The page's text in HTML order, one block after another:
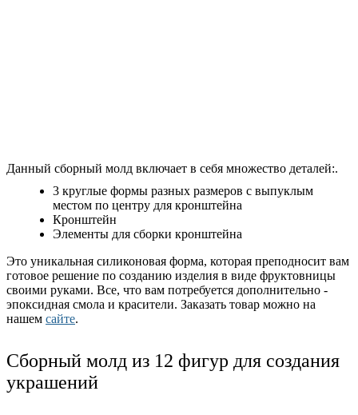
Данный сборный молд включает в себя множество деталей:.
3 круглые формы разных размеров с выпуклым
местом по центру для кронштейна
Кронштейн
Элементы для сборки кронштейна
Это уникальная силиконовая форма, которая преподносит вам
готовое решение по созданию изделия в виде фруктовницы
своими руками. Все, что вам потребуется дополнительно -
эпоксидная смола и красители. Заказать товар можно на
нашем сайте.
Сборный молд из 12 фигур для создания
украшений